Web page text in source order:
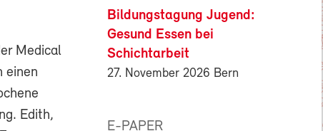
Medical
einen
Edith,
Bildungstagung Jugend:
Gesund Essen bei
Schichtarbeit
27. November 2026 Bern
E-PAPER